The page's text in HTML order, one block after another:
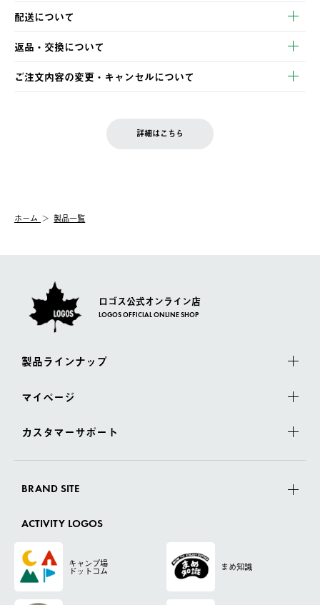
以下のいずれかの方法でお支払いいただけます。
・クレジットカード決済
・コンビニ決済
・Pay-easy決済
配送について
【発送スケジュール】
ご注文・ご入金完了より2営業日以内に商品を発送いたします。
土日祝の発送はございませんので、木曜日以降のご注文は週明け
の発送となる場合がございます。
【配送業者】
佐川急便にて配送されます。
返品・交換について
※お客様都合の場合
お客様都合の返品にかかる送料は、お客様ご負担とさせていただ
一度お手元の商品を返品いただき、ご希望商品を再注文してくだ
ご注文内容の変更・キャンセルについて
LOGOS FAMILY会員の方は、会員マイページ内 購入履歴画面に
詳細はこちら
ホーム 製品一覧
ロゴス公式オンライン店
LOGOS OFFICIAL ONLINE SHOP
製品ラインナップ
マイページ
カスタマーサポート
BRAND SITE
ACTIVITY LOGOS
キャンプ場
ドットコム まめ知識